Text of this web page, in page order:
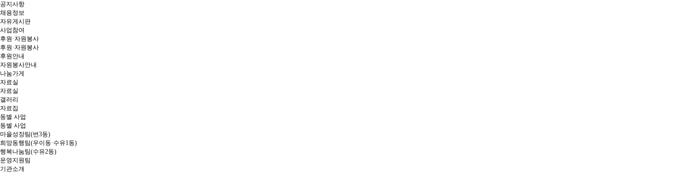
공지사항
채용정보
자유게시판
사업참여
후원·자원봉사
후원·자원봉사
후원안내
자원봉사안내
나눔가게
자료실
자료실
갤러리
자료집
동별 사업
동별 사업
마을성장팀(번3동)
희망동행팀(우이동·수유1동)
행복나눔팀(수유2동)
운영지원팀
기관소개